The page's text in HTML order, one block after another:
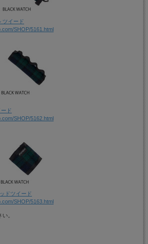
ツイード
SHOP/5161.html
ド
SHOP/5162.html
ドツイード
SHOP/5163.html
。